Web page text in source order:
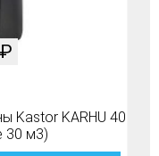
Kastor KARHU 40
30 м3)
₽